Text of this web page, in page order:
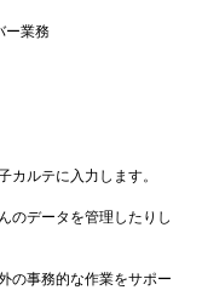
業務
カルテに入力します。
のデータを管理したりし
の事務的な作業をサポー